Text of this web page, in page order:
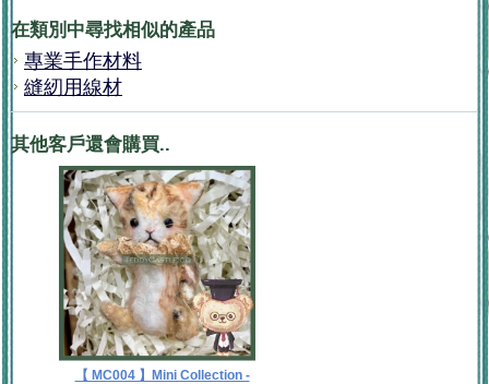
在類別中尋找相似的產品
專業手作材料
縫紉用線材
其他客戶還會購買..
【 MC004 】Mini Collection -